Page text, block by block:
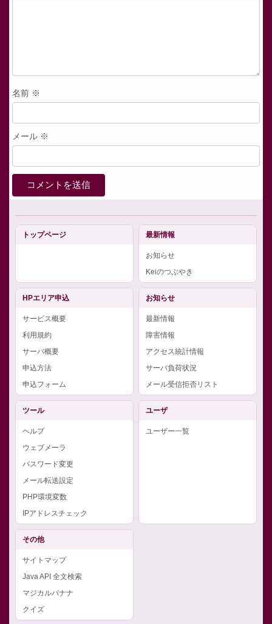
名前 ※
メール ※
トップページ 最新情報
お知らせ
Keiのつぶやき
HPエリア申込
サービス概要
利用規約
サーバ概要
申込方法
申込フォーム
お知らせ
最新情報
障害情報
アクセス統計情報
サーバ負荷状況
メール受信拒否リスト
ツール
ヘルプ
ウェブメーラ
パスワード変更
メール転送設定
PHP環境変数
IPアドレスチェック
ユーザ
ユーザー一覧
その他
サイトマップ
Java API 全文検索
マジカルバナナ
クイズ